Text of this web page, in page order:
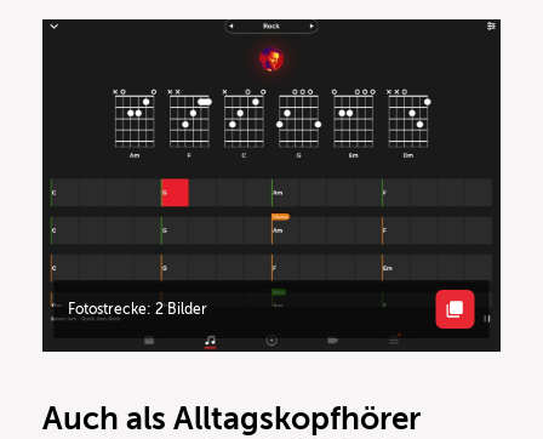
Fotostrecke: 2 Bilder
Auch als Alltagskopfhörer